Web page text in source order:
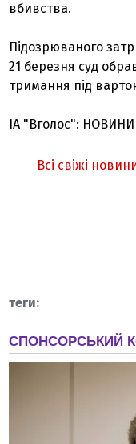
вбивства.
Підозрюваного
21 березня суд
тримання під
ІА "Вголос": НОВИНИ
Всі свіжі